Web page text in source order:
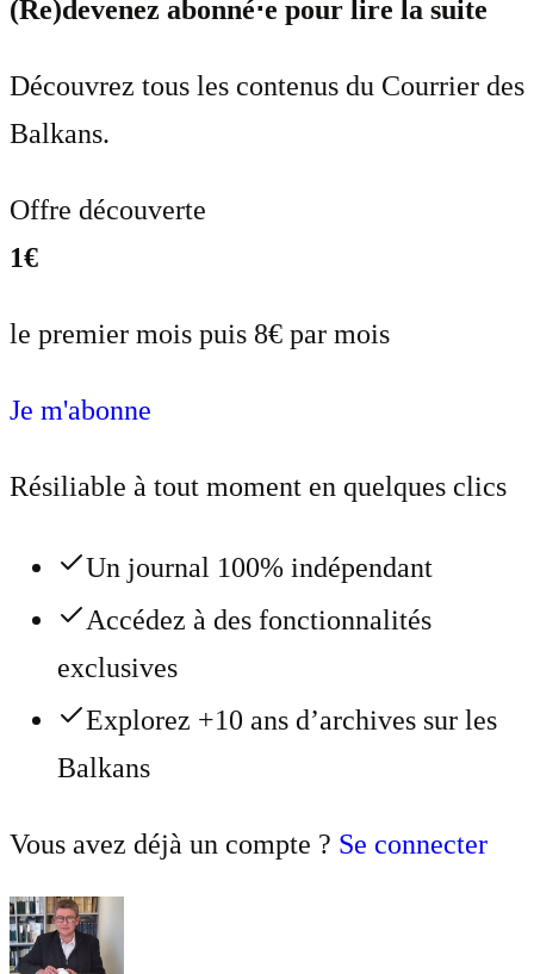
(Re)devenez abonné⋅e pour lire la suite
Découvrez tous les contenus du Courrier des
Balkans.
Offre découverte
1€
le premier mois puis 8€ par mois
Je m'abonne
Résiliable à tout moment en quelques clics
Un journal 100% indépendant
Accédez à des fonctionnalités
exclusives
Explorez +10 ans d’archives sur les
Balkans
Vous avez déjà un compte ? Se connecter